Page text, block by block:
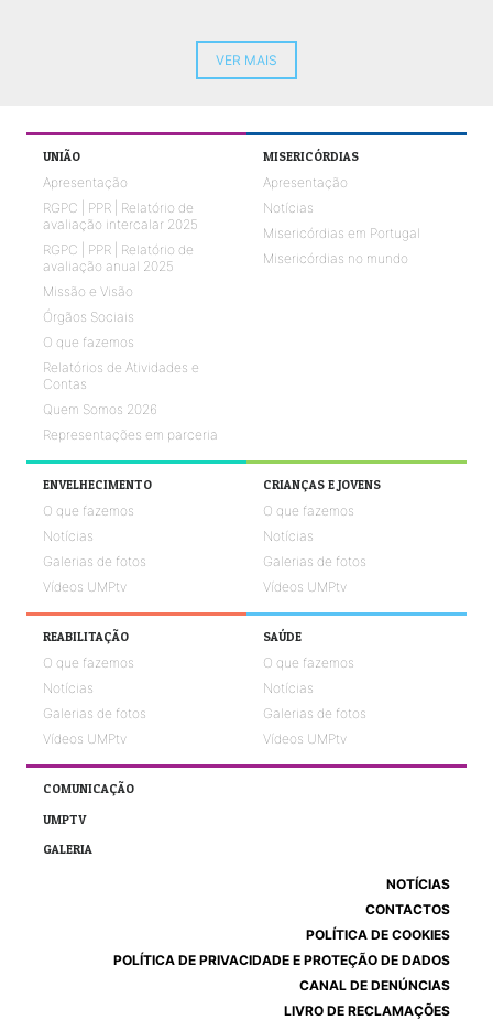
VER MAIS
UNIÃO
Apresentação
RGPC | PPR | Relatório de
avaliação intercalar 2025
RGPC | PPR | Relatório de
avaliação anual 2025
Missão e Visão
Órgãos Sociais
O que fazemos
Relatórios de Atividades e
Contas
Quem Somos 2026
Representações em parceria
MISERICÓRDIAS
Apresentação
Notícias
Misericórdias em Portugal
Misericórdias no mundo
ENVELHECIMENTO
O que fazemos
Notícias
Galerias de fotos
Vídeos UMPtv
CRIANÇAS E JOVENS
O que fazemos
Notícias
Galerias de fotos
Vídeos UMPtv
REABILITAÇÃO
O que fazemos
Notícias
Galerias de fotos
Vídeos UMPtv
SAÚDE
O que fazemos
Notícias
Galerias de fotos
Vídeos UMPtv
COMUNICAÇÃO
UMPTV
GALERIA
NOTÍCIAS
CONTACTOS
POLÍTICA DE COOKIES
POLÍTICA DE PRIVACIDADE E PROTEÇÃO DE DADOS
CANAL DE DENÚNCIAS
LIVRO DE RECLAMAÇÕES